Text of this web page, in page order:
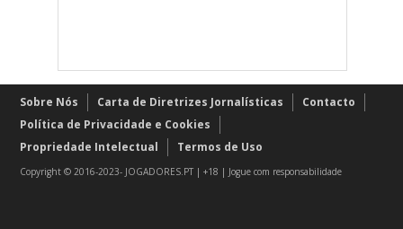
Sobre Nós Carta de Diretrizes Jornalísticas
Contacto
Política de Privacidade e Cookies
Propriedade Intelectual
Termos de Uso
Copyright © 2016-2023- JOGADORES.PT | +18 | Jogue com responsabilidade